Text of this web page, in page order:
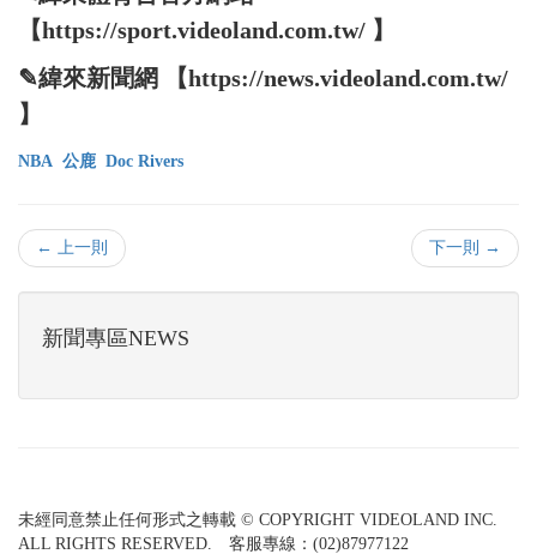
【https://sport.videoland.com.tw/ 】
✎緯來新聞網 【https://news.videoland.com.tw/
】
NBA 公鹿 Doc Rivers
← 上一則 下一則 →
新聞專區NEWS
未經同意禁止任何形式之轉載 © COPYRIGHT VIDEOLAND INC.
ALL RIGHTS RESERVED. 客服專線：(02)87977122